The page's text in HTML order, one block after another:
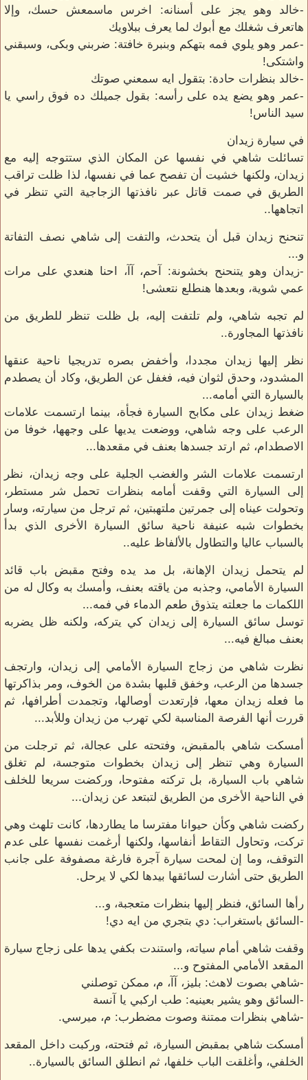
-خالد وهو يجز على أسنانه: اخرس ماسمعش حسك، وإلا
هاتعرف شغلك مع أبوك لما يعرف ببلاويك
-عمر وهو يلوي فمه بتهكم وبنبرة خافتة: ضربني وبكى، وسبقني
واشتكى!
-خالد بنظرات حادة: بتقول ايه سمعني صوتك
-عمر وهو يضع يده على رأسه: بقول جميلك ده فوق راسي يا
سيد الناس!
في سيارة زيدان
تسائلت شاهي في نفسها عن المكان الذي ستتوجه إليه مع
زيدان، ولكنها خشيت أن تفصح عما في نفسها، لذا ظلت تراقب
الطريق في صمت قاتل عبر نافذتها الزجاجية التي تنظر في
اتجاهها..
تنحنح زيدان قبل أن يتحدث، والتفت إلى شاهي نصف التفاتة
و...
-زيدان وهو يتنحنح بخشونة: آحم، آآ، احنا هنعدي على مرات
عمي شوية، وبعدها هنطلع نتعشى!
لم تجبه شاهي، ولم تلتفت إليه، بل ظلت تنظر للطريق من
نافذتها المجاورة..
نظر إليها زيدان مجددا، وأخفض بصره تدريجيا ناحية عنقها
المشدود، وحدق لثوان فيه، فغفل عن الطريق، وكاد أن يصطدم
بالسيارة التي أمامه...
ضغط زيدان على مكابح السيارة فجأة، بينما ارتسمت علامات
الرعب على وجه شاهي، ووضعت يديها على وجهها، خوفا من
الاصطدام، ثم ارتد جسدها بعنف في مقعدها...
ارتسمت علامات الشر والغضب الجلية على وجه زيدان، نظر
إلى السيارة التي وقفت أمامه بنظرات تحمل شر مستطر،
وتحولت عيناه إلى جمرتين ملتهبتين، ثم ترجل من سيارته، وسار
بخطوات شبه عنيفة ناحية سائق السيارة الأخرى الذي بدأ
بالسباب عاليا والتطاول بالألفاظ عليه..
لم يتحمل زيدان الإهانة، بل مد يده وفتح مقبض باب قائد
السيارة الأمامي، وجذبه من ياقته بعنف، وأمسك به وكال له من
اللكمات ما جعلته يتذوق طعم الدماء في فمه...
توسل سائق السيارة إلى زيدان كي يتركه، ولكنه ظل يضربه
بعنف مبالغ فيه...
نظرت شاهي من زجاج السيارة الأمامي إلى زيدان، وارتجف
جسدها من الرعب، وخفق قلبها بشدة من الخوف، ومر بذاكرتها
ما فعله زيدان معها، فإرتعدت أوصالها، وتجمدت أطرافها، ثم
قررت أنها الفرصة المناسبة لكي تهرب من زيدان وللأبد...
أمسكت شاهي بالمقبض، وفتحته على عجالة، ثم ترجلت من
السيارة وهي تنظر إلى زيدان بخطوات متوجسة، لم تغلق
شاهي باب السيارة، بل تركته مفتوحا، وركضت سريعا للخلف
في الناحية الأخرى من الطريق لتبتعد عن زيدان...
ركضت شاهي وكأن حيوانا مفترسا ما يطاردها، كانت تلهث وهي
تركت، وتحاول التقاط أنفاسها، ولكنها أرغمت نفسها على عدم
التوقف، وما إن لمحت سيارة آجرة فارغة مصفوفة على جانب
الطريق حتى أشارت لسائقها بيدها لكي لا يرحل.
رأها السائق، فنظر إليها بنظرات متعجبة، و...
-السائق باستغراب: دي بتجري من ايه دي!
وقفت شاهي أمام سياته، واستندت بكفي يدها على زجاج سيارة
المقعد الأمامي المفتوح و...
-شاهي بصوت لاهث: بليز، آآ، م، ممكن توصلني
-السائق وهو يشير بعينيه: طب اركبي يا آنسة
-شاهي بنظرات ممتنة وصوت مضطرب: م، ميرسي.
أمسكت شاهي بمقبض السيارة، ثم فتحته، وركبت داخل المقعد
الخلفي، وأغلقت الباب خلفها، ثم انطلق السائق بالسيارة..